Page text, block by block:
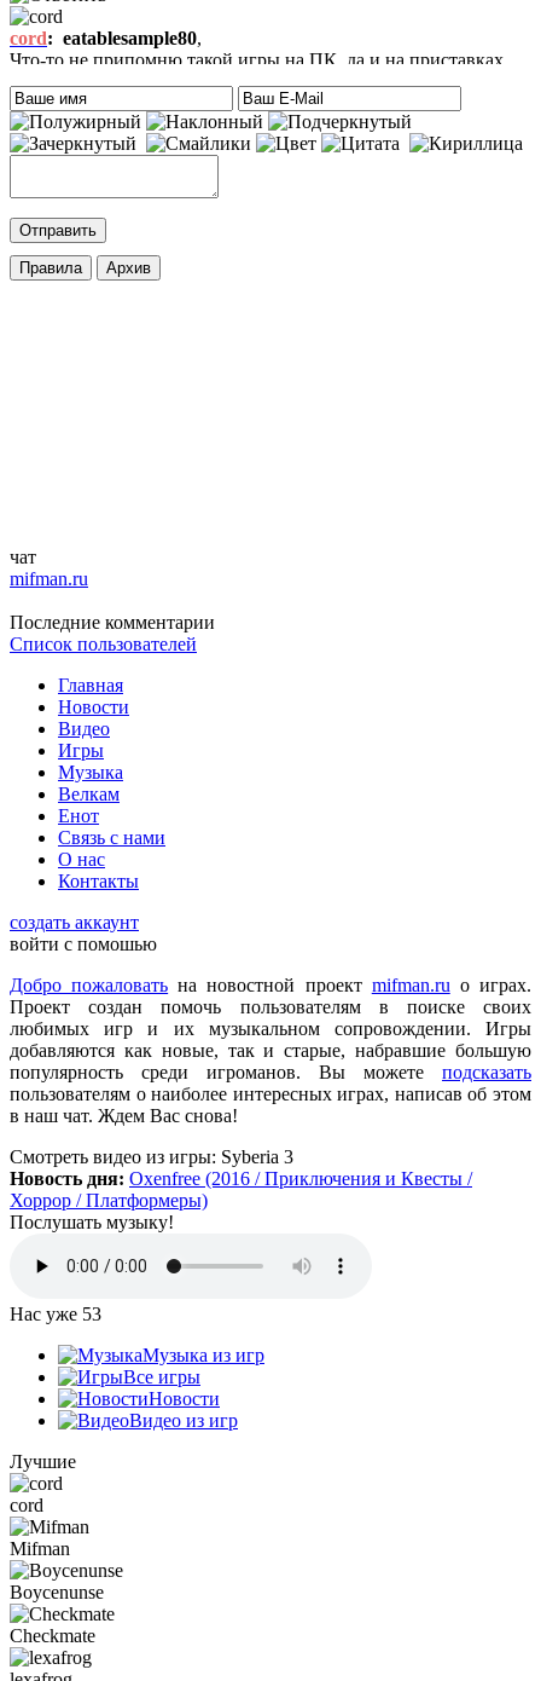
cord: eatablesample80,
Что-то не припомню такой игры на ПК, да и на приставках
тоже. Есть только одна мысль – это онлайн игра-одевалка
Hilary Duff and Her Baby.
На сайте нет онлайн игр. А вообще, Хилари Дафф – это
актриса
Mifman:DmitrieGaming
Palworld?
Checkmate:ometu
Что ты имеешь ввиду? На этом сайте игровые новости для
всех категорий людей, которые в той или иной форме
интересуются играми и геймерской индустрией в целом.
ometu:новости для женщин
Mifman:
Обновите, пожалуйста, игру Garry's Mod
Игра обновлена
lexafrog:
Обновите, пожалуйста, игру Garry's Mod. Много
обнов вышло, а на сайте старенькая...
cord: Grisha,
Да, есть такая и даже с дополнительной модификацией
StarCraft Cartooned (мультяшки).
Вот она:StarCraft Remastered
Grisha : Очень понравился сайт. Пожалуй я останусь здесь.
Есть ли игра Starcraft, но ремастер?
Mifman:
Цитата: Петрушка
добавьте скачивание моей любимой игры Escape From Tarkov!
Игра добавлена и доступна к скачиванию:
Escape From Tarkov
Петрушка
моей любимой игры Escape From Tarkov!
Checkmate:
Просто нужно зарегистрироваться и тогда будет доступен
торрент-файл. Там написано, что ссылка скрыта (убран
торрент — µ) видимо из-за того, что "наехал"
чат
mifman.ru
Последние комментарии
Список пользователей
Главная
Новости
Видео
Игры
Музыка
Велкам
Енот
Связь с нами
О нас
Контакты
создать аккаунт
войти с помошью
Добро пожаловать на новостной проект mifman.ru о играх.
Проект создан помочь пользователям в поиске своих
любимых игр и их музыкальном сопровождении. Игры
добавляются как новые, так и старые, набравшие большую
популярность среди игроманов. Вы можете подсказать
пользователям о наиболее интересных играх, написав об этом
в наш чат. Ждем Вас снова!
Смотреть видео из игры: Syberia 3
Новость дня: Oxenfree (2016 / Приключения и Квесты /
Хоррор / Платформеры)
Послушать музыку!
Нас уже 53
Музыка из игр
Все игры
Новости
Видео из игр
Лучшие
cord
Mifman
Boycenunse
Checkmate